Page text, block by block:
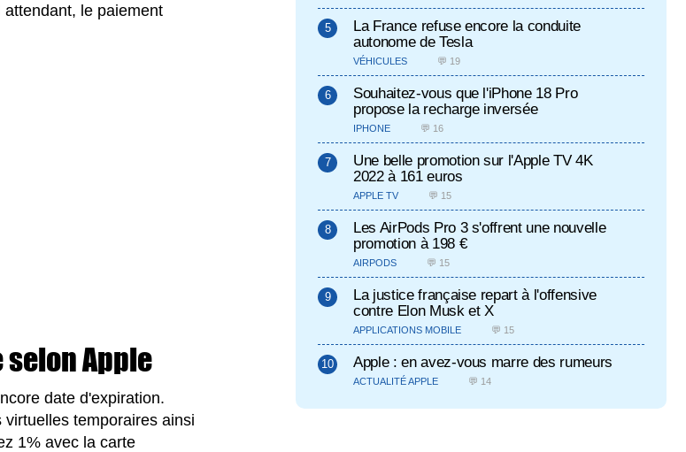
le paiement
selon Apple
date d'expiration.
temporaires ainsi
1% avec la carte
La France refuse encore la conduite
autonome de Tesla
VÉHICULES 💬 19
Souhaitez-vous que l'iPhone 18 Pro
propose la recharge inversée
IPHONE 💬 16
Une belle promotion sur l'Apple TV 4K
2022 à 161 euros
APPLE TV 💬 15
Les AirPods Pro 3 s'offrent une nouvelle
promotion à 198 €
AIRPODS 💬 15
La justice française repart à l'offensive
contre Elon Musk et X
APPLICATIONS MOBILE 💬 15
Apple : en avez-vous marre des rumeurs
ACTUALITÉ APPLE 💬 14